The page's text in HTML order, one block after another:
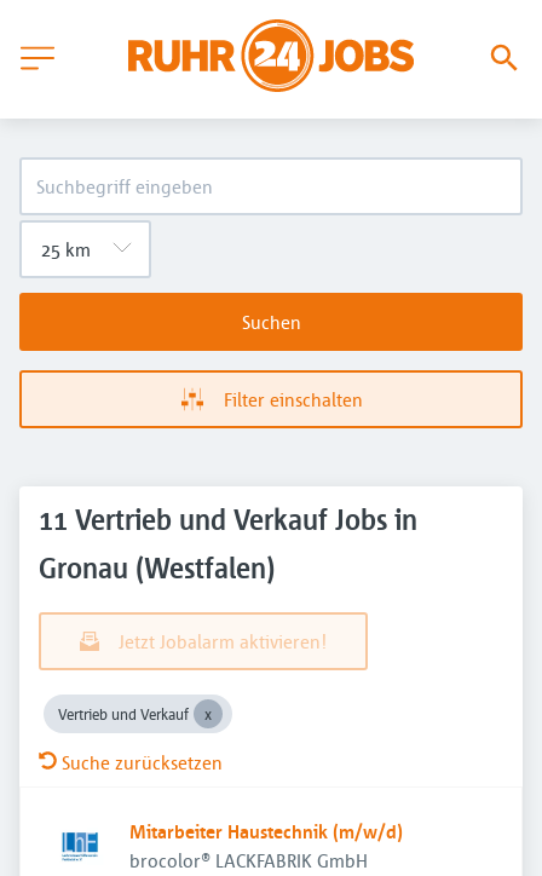
Suchen
Filter einschalten
11 Vertrieb und Verkauf Jobs in
Gronau (Westfalen)
Jetzt Jobalarm aktivieren!
Vertrieb und Verkauf
Suche zurücksetzen
Mitarbeiter Haustechnik (m/w/d)
brocolor® LACKFABRIK GmbH